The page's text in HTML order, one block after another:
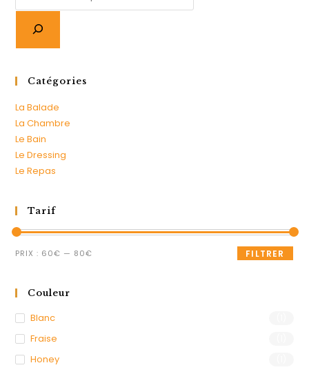
Catégories
La Balade
La Chambre
Le Bain
Le Dressing
Le Repas
Tarif
FILTRER
PRIX : 60€ — 80€
Couleur
Blanc
Fraise
Honey